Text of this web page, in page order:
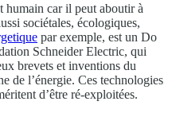
humain car il peut aboutir à
sociétales, écologiques,
par exemple, est un Do
Schneider Electric, qui
brevets et inventions du
de l’énergie. Ces technologies
d’être ré-exploitées.